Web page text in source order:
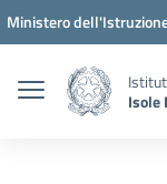
Vai ai contenuti
Vai al menu di
Vai al footer
Ministero
Isole